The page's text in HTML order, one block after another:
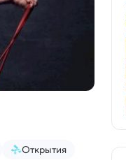
Открытия